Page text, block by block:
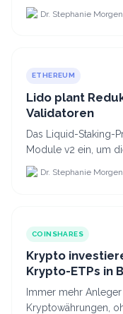
Erstellung
Dr. Stephanie
ETHEREUM
Lido plant
Validatoren
Das Liquid-Staking-
Module v2 ein, um
von 880.000 auf
Dr. Stephanie
COINSHARES
Krypto
Krypto-ETPs in
anlegst
Immer mehr
Kryptowährungen,